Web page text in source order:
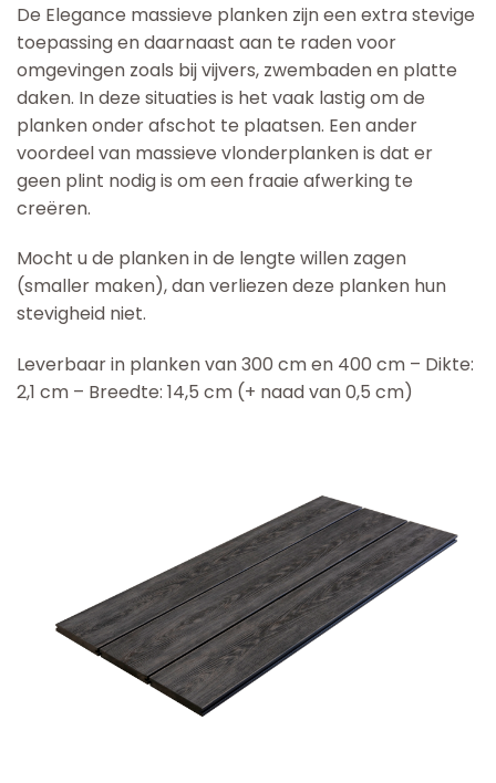
De Elegance massieve planken zijn een extra stevige
toepassing en daarnaast aan te raden voor
omgevingen zoals bij vijvers, zwembaden en platte
daken. In deze situaties is het vaak lastig om de
planken onder afschot te plaatsen. Een ander
voordeel van massieve vlonderplanken is dat er
geen plint nodig is om een fraaie afwerking te
creëren.
Mocht u de planken in de lengte willen zagen
(smaller maken), dan verliezen deze planken hun
stevigheid niet.
Leverbaar in planken van 300 cm en 400 cm – Dikte:
2,1 cm – Breedte: 14,5 cm (+ naad van 0,5 cm)